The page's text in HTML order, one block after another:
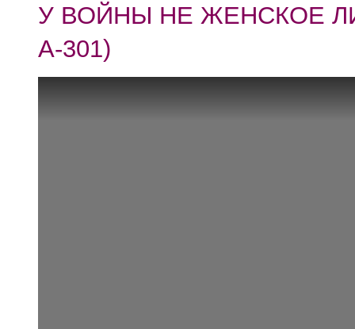
У ВОЙНЫ НЕ ЖЕНСКОЕ
А-301)